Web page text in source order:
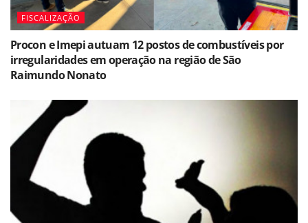
FISCALIZAÇÃO
Procon e Imepi autuam 12 postos de combustíveis por
irregularidades em operação na região de São
Raimundo Nonato